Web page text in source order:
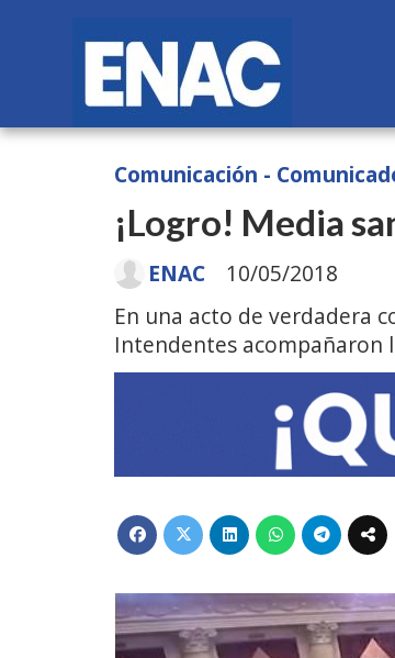
¡Logro! Media
En una acto de verdadera
Intendentes acompañaron
Comunicación -
10/05/2018
ENAC